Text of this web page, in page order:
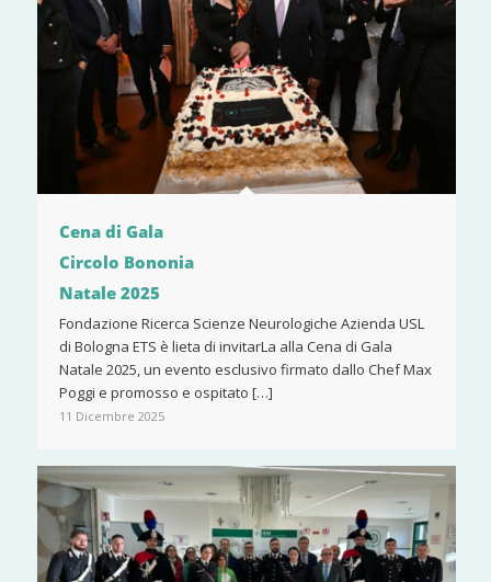
Cena di Gala
Circolo Bononia
Natale 2025
Fondazione Ricerca Scienze Neurologiche Azienda USL
di Bologna ETS è lieta di invitarLa alla Cena di Gala
Natale 2025, un evento esclusivo firmato dallo Chef Max
Poggi e promosso e ospitato […]
11 Dicembre 2025